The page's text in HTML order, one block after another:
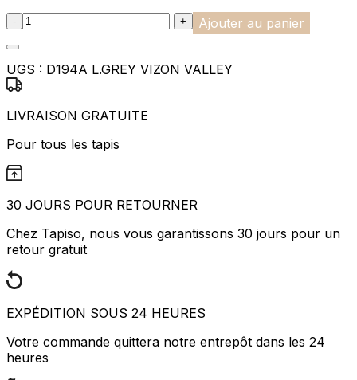
:product_name quantity
- + Ajouter au panier
UGS : D194A L.GREY VIZON VALLEY
LIVRAISON GRATUITE
Pour tous les tapis
30 JOURS POUR RETOURNER
Chez Tapiso, nous vous garantissons 30 jours pour un
retour gratuit
EXPÉDITION SOUS 24 HEURES
Votre commande quittera notre entrepôt dans les 24
heures